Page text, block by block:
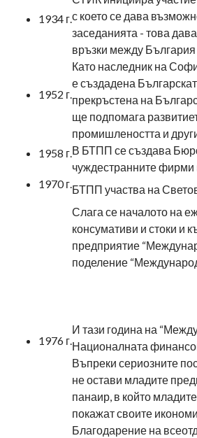
1934 г.с което се дава
заседанията - това
връзки между
1952 г.
Като наследник на
е създадена
прекръстена на
ще подпомага
промишлеността и
1958 г.В БТПП се създава
чуждестранните фирми
1970 г.БТПП участва на
1976 г.
Слага се началото на
консумативи и стоки и
предприятие
поделение
И тази година на
Националната
Въпреки сериозните
не остави младите
панаир, в който
покажат своите
Благодарение на